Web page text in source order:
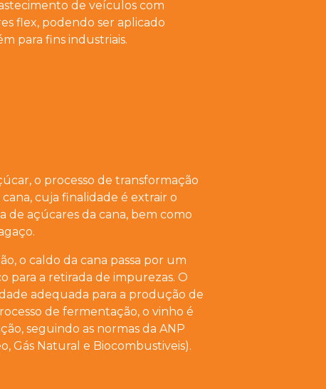
de veículos com
flex, podendo ser aplicado
para fins industriais.
o processo de transformação
cuja finalidade é extrair o
de açúcares da cana, bem como
o caldo da cana passa por um
a retirada de impurezas. O
adequada para a produção de
de fermentação, o vinho é
seguindo as normas da ANP
Gás Natural e Biocombustiveis).